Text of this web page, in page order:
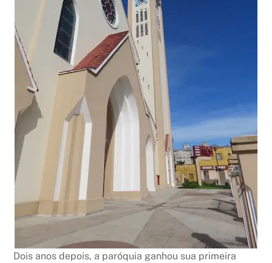
Dois anos depois, a paróquia ganhou sua primeira